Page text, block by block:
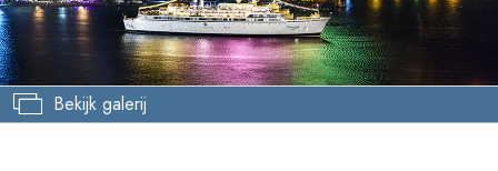
Bekijk galerij